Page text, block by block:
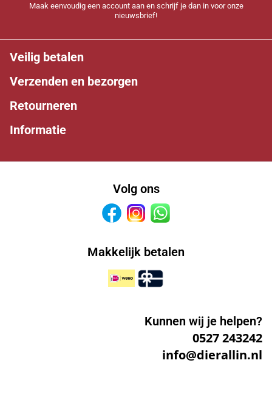
Maak eenvoudig een account aan en schrijf je dan in voor onze
nieuwsbrief!
Veilig betalen
Verzenden en bezorgen
Retourneren
Informatie
Volg ons
FacebookInstagram
Makkelijk betalen
Kunnen wij je helpen?
0527 243242
info@dierallin.nl